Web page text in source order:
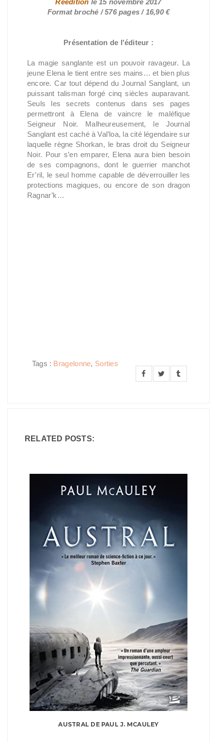
Réédition le 15 novembre 2017
Format broché / 576 pages / 16,90 €
Présentation de l'éditeur :
La magie sanglante est un pouvoir ravageur. La
jeune Elena le tient entre ses mains… et bien plus
encore. Car tout dépend du Journal Sanglant, un
puissant talisman forgé cinq siècles auparavant.
Seuls les secrets contenus dans ses pages
permettront à Elena de vaincre le maléfique
Seigneur Noir. Malheureusement, le Journal
Sanglant est caché à Val’loa, la cité légendaire sur
laquelle règne Shorkan, le bras droit du Seigneur
Noir. Pour s’en emparer, Elena aura bien besoin
de ses compagnons, dont le guerrier manchot
Er’ril, le seul homme capable de déverrouiller les
protections magiques, ou encore de son dragon
Ragnar’k…
Tags : Bragelonne, Sorties
RELATED POSTS:
AUSTRAL DE PAUL J. MCAULEY